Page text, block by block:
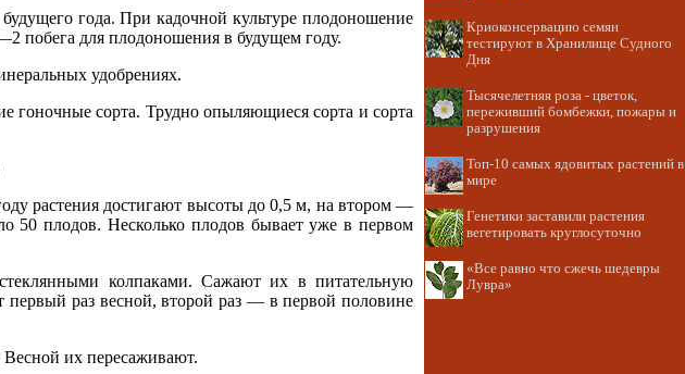
года. При кадочной культуре плодоношение
побега для плодоношения в будущем году.
удобрениях.
гоночные сорта. Трудно опыляющиеся сорта и сорта
растения достигают высоты до 0,5 м, на втором —
50 плодов. Несколько плодов бывает уже в первом
колпаками. Сажают их в питательную
раз весной, второй раз — в первой половине
их пересаживают.
Криоконсервацию семян
тестируют в Хранилище Судного
Дня
Тысячелетняя роза - цветок,
переживший бомбежки, пожары и
разрушения
Топ-10 самых ядовитых растений в
мире
Генетики заставили растения
вегетировать круглосуточно
«Все равно что сжечь шедевры
Лувра»